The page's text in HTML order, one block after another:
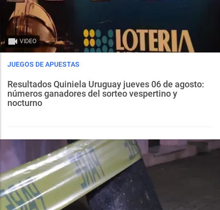
VIDEO
JUEGOS DE APUESTAS
Resultados Quiniela Uruguay jueves 06 de agosto:
números ganadores del sorteo vespertino y
nocturno